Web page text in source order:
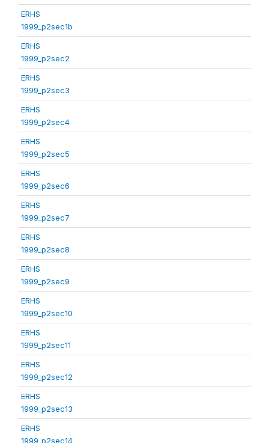
ERHS
1999_p2sec1b
ERHS
1999_p2sec2
ERHS
1999_p2sec3
ERHS
1999_p2sec4
ERHS
1999_p2sec5
ERHS
1999_p2sec6
ERHS
1999_p2sec7
ERHS
1999_p2sec8
ERHS
1999_p2sec9
ERHS
1999_p2sec10
ERHS
1999_p2sec11
ERHS
1999_p2sec12
ERHS
1999_p2sec13
ERHS
1999_p2sec14